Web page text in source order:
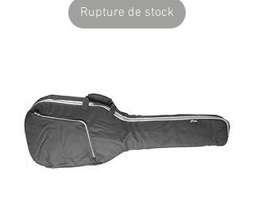
Rupture de stock